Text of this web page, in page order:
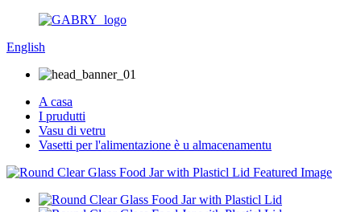
English
A casa
I prudutti
Vasu di vetru
Vasetti per l'alimentazione è u almacenamentu